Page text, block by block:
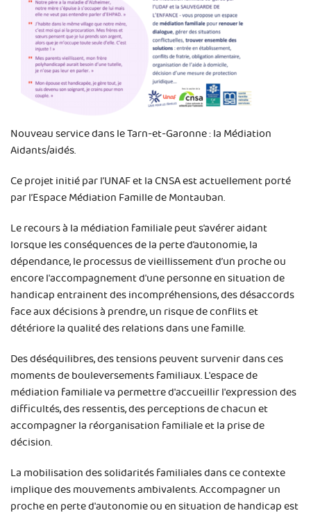
Nouveau service dans le Tarn-et-Garonne : la Médiation
Aidants/aidés.
Ce projet initié par l’UNAF et la CNSA est actuellement porté
par l’Espace Médiation Famille de Montauban.
Le recours à la médiation familiale peut s’avérer aidant
lorsque les conséquences de la perte d’autonomie, la
dépendance, le processus de vieillissement d’un proche ou
encore l'accompagnement d'une personne en situation de
handicap entrainent des incompréhensions, des désaccords
face aux décisions à prendre, un risque de conflits et
détériore la qualité des relations dans une famille.
Des déséquilibres, des tensions peuvent survenir dans ces
moments de bouleversements familiaux. L'espace de
médiation familiale va permettre d'accueillir l'expression des
difficultés, des ressentis, des perceptions de chacun et
accompagner la réorganisation familiale et la prise de
décision.
La mobilisation des solidarités familiales dans ce contexte
implique des mouvements ambivalents. Accompagner un
proche en perte d'autonomie ou en situation de handicap est